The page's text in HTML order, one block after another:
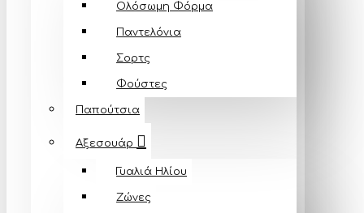
Ολόσωμη Φόρμα
Παντελόνια
Σορτς
Φούστες
Παπούτσια
Αξεσουάρ
Γυαλιά Ηλίου
Ζώνες